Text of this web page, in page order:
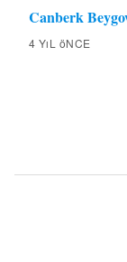
Canberk
4 YıL öNCE